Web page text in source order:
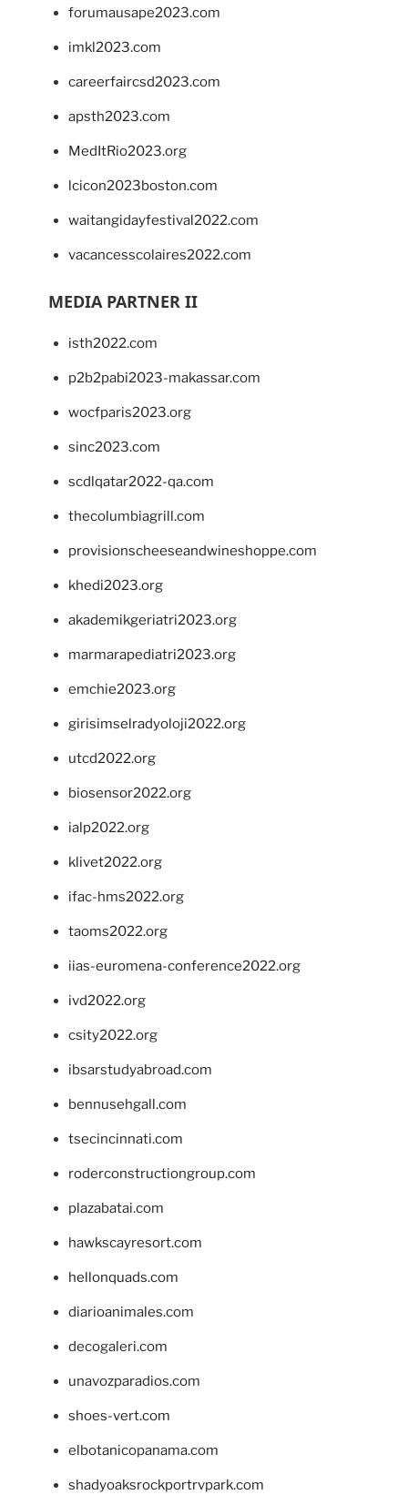
forumausape2023.com
imkl2023.com
careerfaircsd2023.com
apsth2023.com
MedItRio2023.org
lcicon2023boston.com
waitangidayfestival2022.com
vacancesscolaires2022.com
MEDIA PARTNER II
isth2022.com
p2b2pabi2023-makassar.com
wocfparis2023.org
sinc2023.com
scdlqatar2022-qa.com
thecolumbiagrill.com
provisionscheeseandwineshoppe.com
khedi2023.org
akademikgeriatri2023.org
marmarapediatri2023.org
emchie2023.org
girisimselradyoloji2022.org
utcd2022.org
biosensor2022.org
ialp2022.org
klivet2022.org
ifac-hms2022.org
taoms2022.org
iias-euromena-conference2022.org
ivd2022.org
csity2022.org
ibsarstudyabroad.com
bennusehgall.com
tsecincinnati.com
roderconstructiongroup.com
plazabatai.com
hawkscayresort.com
hellonquads.com
diarioanimales.com
decogaleri.com
unavozparadios.com
shoes-vert.com
elbotanicopanama.com
shadyoaksrockportrvpark.com